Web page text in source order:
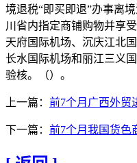
境退税“即买即退”办事离
川省内指定商铺购物并享
天府国际机场、沉庆江北
长水国际机场和丽江三义
验核。（）。
上一篇： 前7个月广西外贸
下一篇： 前7个月我国货色